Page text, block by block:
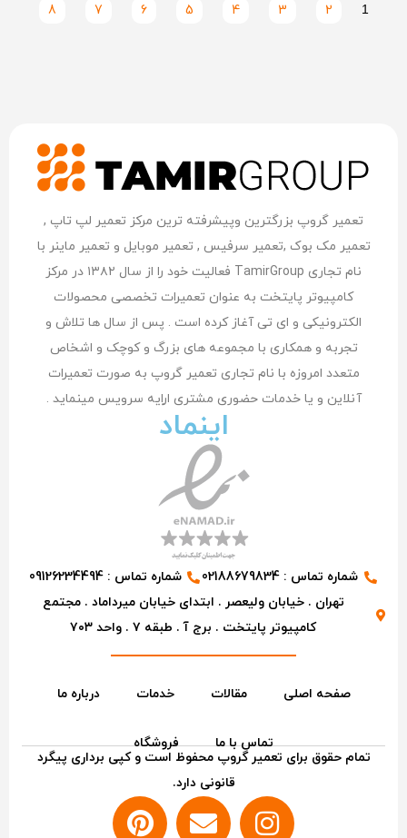
1
2
3
4
5
6
7
8
تعمیر گروپ بزرگترین وپیشرفته ترین مرکز تعمیر لپ تاپ ,
تعمیر مک بوک ,تعمیر سرفیس , تعمیر موبایل و تعمیر ماینر با
نام تجاری TamirGroup فعالیت خود را از سال ۱۳۸۲ در مرکز
کامپیوتر پایتخت به عنوان تعمیرات تخصصی محصولات
الکترونیکی و ای تی آغاز کرده است . پس از سال ها تلاش و
تجربه و همکاری با مجموعه های بزرگ و کوچک و اشخاص
متعدد امروزه با نام تجاری تعمیر گروپ به صورت تعمیرات
آنلاین و یا خدمات حضوری مشتری اراِیه سرویس مینماید .
اینماد
شماره تماس : 02188679834
شماره تماس : 09126234494
تهران . خیابان ولیعصر . ابتدای خیابان میرداماد . مجتمع
کامپیوتر پایتخت . برج آ . طبقه ۷ . واحد ۷۰۳
صفحه اصلی مقالات خدمات درباره ما
تماس با ما
فروشگاه
تمام حقوق برای تعمیر گروپ محفوظ است و کپی برداری پیگرد
قانونی دارد.